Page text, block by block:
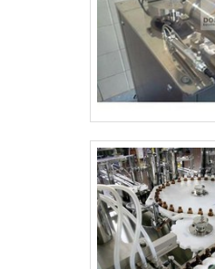
disponibilizadas,
equipamentos para
moinhos. Tudo isso por ser
comprometida
inovadora, padrões
escritório de alta
realizadas as
de última geração. Esses
somados a
colaboradores
eficientes,
cliente de ponta a